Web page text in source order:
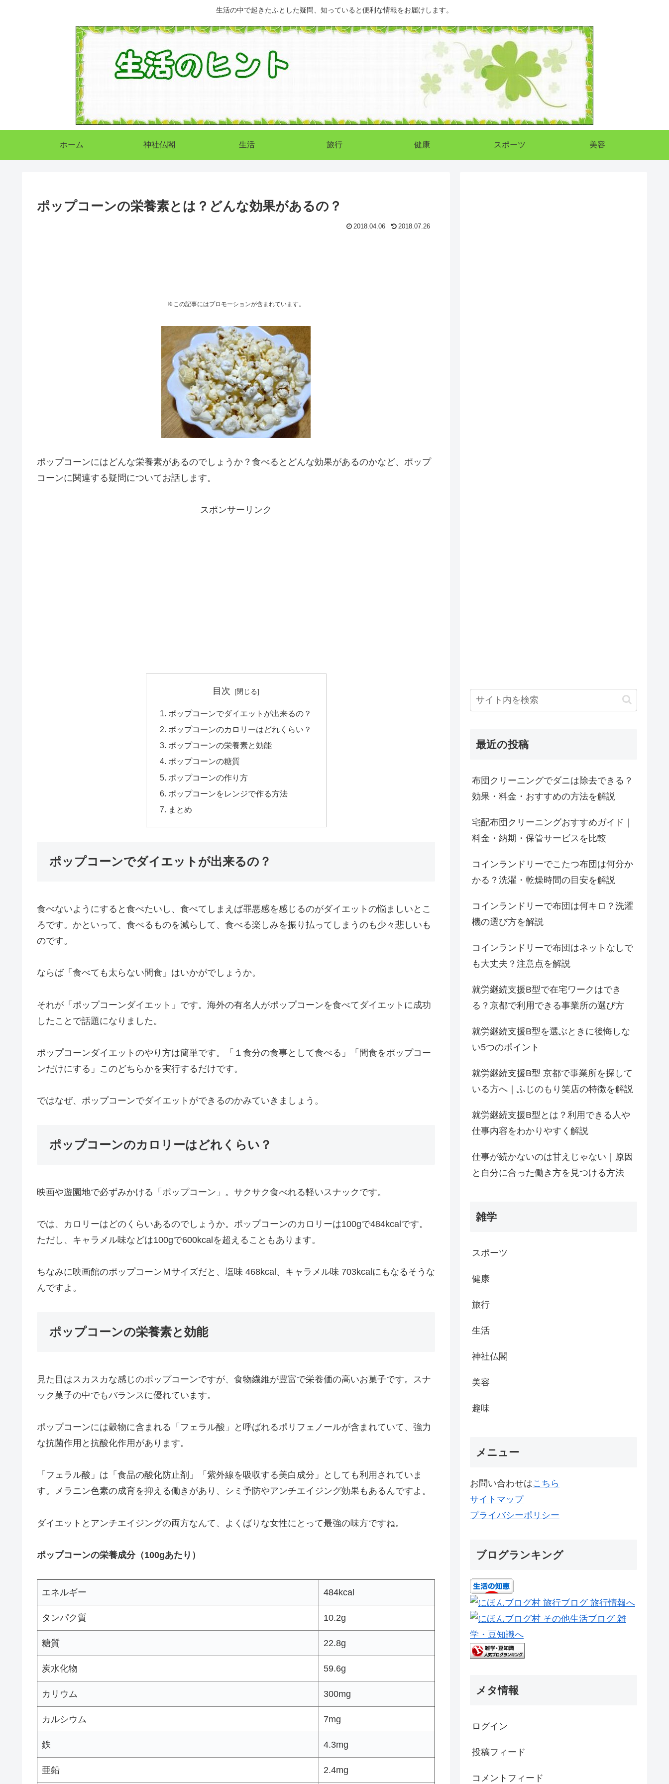
生活の中で起きたふとした疑問、知っていると便利な情報をお届けします。
ホーム 神社仏閣 生活 旅行 健康 スポーツ 美容
ポップコーンの栄養素とは？どんな効果があるの？
2018.04.06 2018.07.26
※この記事にはプロモーションが含まれています。
ポップコーンにはどんな栄養素があるのでしょうか？食べるとどんな効果があるのかなど、ポップ
コーンに関連する疑問についてお話します。
スポンサーリンク
目次
ポップコーンでダイエットが出来るの？
ポップコーンのカロリーはどれくらい？
ポップコーンの栄養素と効能
ポップコーンの糖質
ポップコーンの作り方
ポップコーンをレンジで作る方法
まとめ
ポップコーンでダイエットが出来るの？
食べないようにすると食べたいし、食べてしまえば罪悪感を感じるのがダイエットの悩ましいとこ
ろです。かといって、食べるものを減らして、食べる楽しみを振り払ってしまうのも少々悲しいも
のです。
ならば「食べても太らない間食」はいかがでしょうか。
それが「ポップコーンダイエット」です。海外の有名人がポップコーンを食べてダイエットに成功
したことで話題になりました。
ポップコーンダイエットのやり方は簡単です。「１食分の食事として食べる」「間食をポップコー
ンだけにする」このどちらかを実行するだけです。
ではなぜ、ポップコーンでダイエットができるのかみていきましょう。
ポップコーンのカロリーはどれくらい？
映画や遊園地で必ずみかける「ポップコーン」。サクサク食べれる軽いスナックです。
では、カロリーはどのくらいあるのでしょうか。ポップコーンのカロリーは100gで484kcalです。
ただし、キャラメル味などは100gで600kcalを超えることもあります。
ちなみに映画館のポップコーンＭサイズだと、塩味 468kcal、キャラメル味 703kcalにもなるそうな
んですよ。
ポップコーンの栄養素と効能
見た目はスカスカな感じのポップコーンですが、食物繊維が豊富で栄養価の高いお菓子です。スナ
ック菓子の中でもバランスに優れています。
ポップコーンには穀物に含まれる「フェラル酸」と呼ばれるポリフェノールが含まれていて、強力
な抗菌作用と抗酸化作用があります。
「フェラル酸」は「食品の酸化防止剤」「紫外線を吸収する美白成分」としても利用されていま
す。メラニン色素の成育を抑える働きがあり、シミ予防やアンチエイジング効果もあるんですよ。
ダイエットとアンチエイジングの両方なんて、よくばりな女性にとって最強の味方ですね。
ポップコーンの栄養成分（100gあたり）
エネルギー 484kcal
タンパク質 10.2g
糖質 22.8g
炭水化物 59.6g
カリウム 300mg
カルシウム 7mg
鉄 4.3mg
亜鉛 2.4mg
最近の投稿
布団クリーニングでダニは除去できる？
効果・料金・おすすめの方法を解説
宅配布団クリーニングおすすめガイド｜
料金・納期・保管サービスを比較
コインランドリーでこたつ布団は何分か
かる？洗濯・乾燥時間の目安を解説
コインランドリーで布団は何キロ？洗濯
機の選び方を解説
コインランドリーで布団はネットなしで
も大丈夫？注意点を解説
就労継続支援B型で在宅ワークはでき
る？京都で利用できる事業所の選び方
就労継続支援B型を選ぶときに後悔しな
い5つのポイント
就労継続支援B型 京都で事業所を探して
いる方へ｜ふじのもり笑店の特徴を解説
就労継続支援B型とは？利用できる人や
仕事内容をわかりやすく解説
仕事が続かないのは甘えじゃない｜原因
と自分に合った働き方を見つける方法
雑学
スポーツ
健康
旅行
生活
神社仏閣
美容
趣味
メニュー
お問い合わせはこちら
サイトマップ
プライバシーポリシー
ブログランキング
メタ情報
ログイン
投稿フィード
コメントフィード